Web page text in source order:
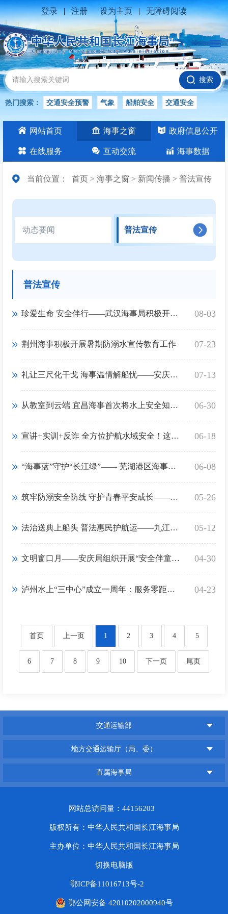
登录 | 注册 设为主页 | 无障碍阅读
搜索
热门搜索： 交通安全预警 气象 船舶安全 交通安全
水位公告 安全 交通 交通安全知识 长江
网站首页 海事之窗 政府信息公开
在线服务 互动交流 海事数据
当前位置： 首页 > 海事之窗 > 新闻传播 > 普法宣传
动态要闻 普法宣传
普法宣传
珍爱生命 安全伴行——武汉海事局积极开展防溺水宣传活动 08-03
荆州海事积极开展暑期防溺水宣传教育工作 07-23
礼让三尺化干戈 海事温情解船忧——安庆局运用“六尺巷工作法”成功化解水上矛盾纠纷 07-13
从教室到云端 宜昌海事首次将水上安全知识宣讲搬进直播间 06-30
宣讲+实训+反诈 全方位护航水域安全！这场“安全宣传咨询日”超走心 06-18
“海事蓝”守护“长江绿”—— 芜湖港区海事处开展“六五环境日”暨“安全生产月”主题宣传活动 06-08
筑牢防溺安全防线 守护青春平安成长——武汉海事局防溺水进校园宣讲活动火热开展 05-26
法治送典上船头 普法惠民护航运——九江海事局启动民法典宣传月活动 05-12
文明窗口月——安庆局组织开展“安全伴童行 江豚共守护”主题宣传活动 04-30
泸州水上“三中心”成立一周年：服务零距离 护航安澜行 04-23
首页 上一页 1 2 3 4 5
6 7 8 9 10 下一页 尾页
交通运输部
地方交通运输厅（局、委）
直属海事局
网站总访问量：44156203
版权所有：中华人民共和国长江海事局
主办单位：中华人民共和国长江海事局
切换电脑版
鄂ICP备11016713号-2
鄂公网安备 42010202000940号